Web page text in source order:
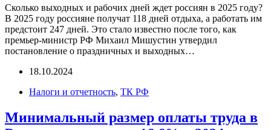
Сколько выходных и рабочих дней ждет россиян в 2025 году?
В 2025 году россияне получат 118 дней отдыха, а работать им
предстоит 247 дней. Это стало известно после того, как
премьер-министр РФ Михаил Мишустин утвердил
постановление о праздничных и выходных…
18.10.2024
Налоги и отчетность, ТК РФ
Минимальный размер оплаты труда в